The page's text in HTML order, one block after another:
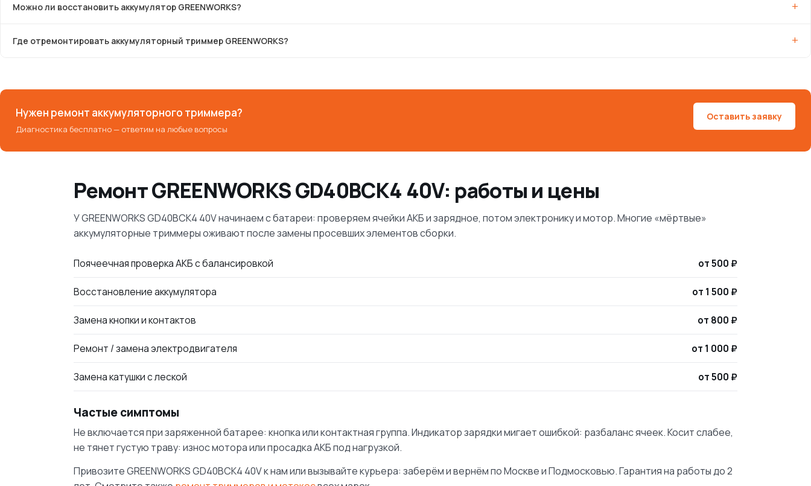
Можно ли восстановить аккумулятор GREENWORKS?
Где отремонтировать аккумуляторный триммер GREENWORKS?
Нужен ремонт аккумуляторного триммера?
Диагностика бесплатно — ответим на любые вопросы
Оставить заявку
Ремонт GREENWORKS GD40BCK4 40V: работы и цены
У GREENWORKS GD40BCK4 40V начинаем с батареи: проверяем ячейки АКБ и зарядное, потом электронику и мотор. Многие «мёртвые»
аккумуляторные триммеры оживают после замены просевших элементов сборки.
Поячеечная проверка АКБ с балансировкой от 500 ₽
Восстановление аккумулятора от 1 500 ₽
Замена кнопки и контактов от 800 ₽
Ремонт / замена электродвигателя от 1 000 ₽
Замена катушки с леской от 500 ₽
Частые симптомы
Не включается при заряженной батарее: кнопка или контактная группа. Индикатор зарядки мигает ошибкой: разбаланс ячеек. Косит слабее,
не тянет густую траву: износ мотора или просадка АКБ под нагрузкой.
Привозите GREENWORKS GD40BCK4 40V к нам или вызывайте курьера: заберём и вернём по Москве и Подмосковью. Гарантия на работы до 2